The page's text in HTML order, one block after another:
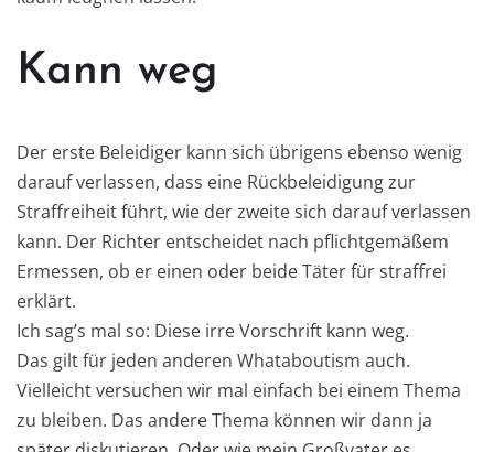
Kann weg
Der erste Beleidiger kann sich übrigens ebenso wenig
darauf verlassen, dass eine Rückbeleidigung zur
Straffreiheit führt, wie der zweite sich darauf verlassen
kann. Der Richter entscheidet nach pflichtgemäßem
Ermessen, ob er einen oder beide Täter für straffrei
erklärt.
Ich sag’s mal so: Diese irre Vorschrift kann weg.
Das gilt für jeden anderen Whataboutism auch.
Vielleicht versuchen wir mal einfach bei einem Thema
zu bleiben. Das andere Thema können wir dann ja